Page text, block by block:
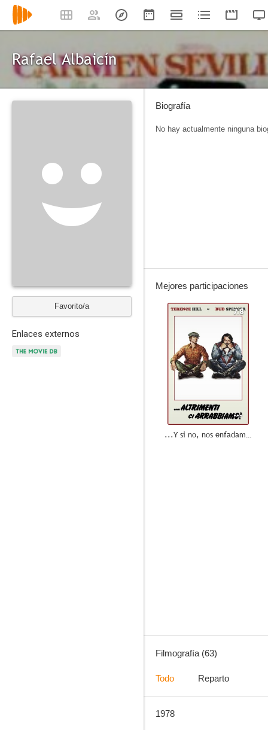
Rafael Albaicín
Favorito/a
Enlaces externos
Biografía
No hay actualmente ninguna
Mejores participaciones
7.8
...Y si no, nos enfadamos
Operación Lady Chaplin
Filmografía (63)
Todo Reparto
1978